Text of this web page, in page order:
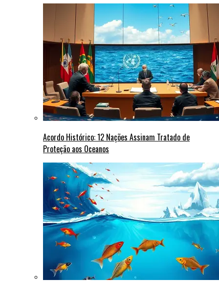
Acordo Histórico: 12 Nações Assinam Tratado de
Proteção aos Oceanos